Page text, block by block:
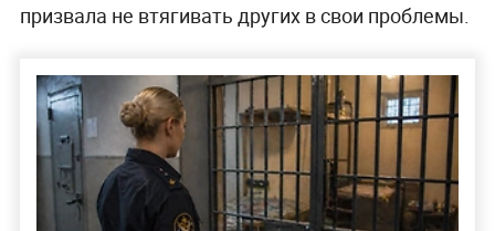
призвала не втягивать других в свои проблемы.